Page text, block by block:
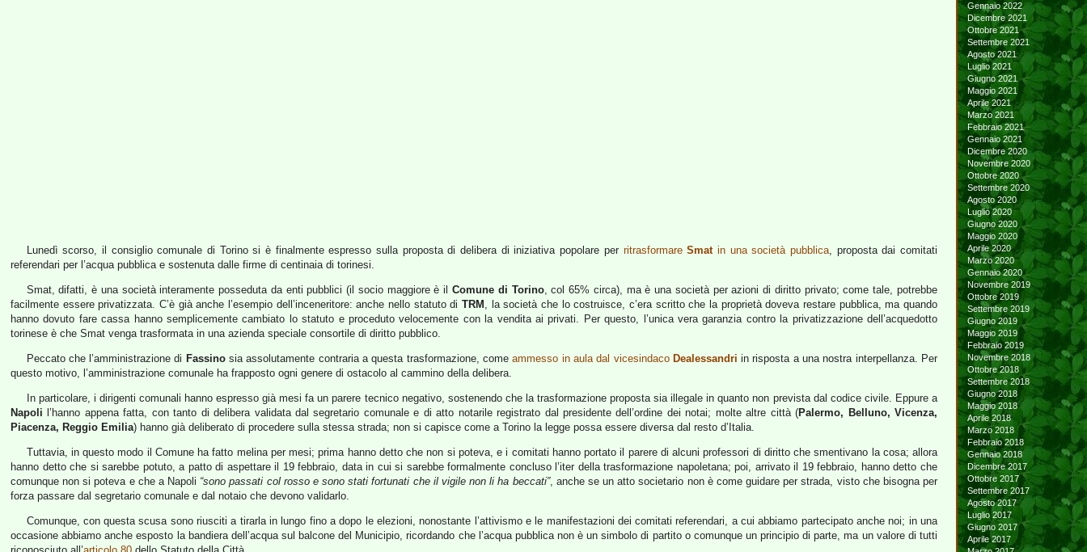
Lunedì scorso, il consiglio comunale di Torino si è finalmente espresso sulla proposta di delibera di iniziativa popolare per ritrasformareSmatin una società pubblica, proposta dai comitati
referendari per l’acqua pubblica e sostenuta dalle firme di centinaia di torinesi.
Smat, difatti, è una società interamente posseduta da enti pubblici (il socio maggiore è il Comune di Torino, col 65% circa), ma è una società per azioni di diritto privato; come tale, potrebbe
facilmente essere privatizzata. C’è già anche l’esempio dell’inceneritore: anche nello statuto di TRM , la società che lo costruisce, c’era scritto che la proprietà doveva restare pubblica, ma quando
hanno dovuto fare cassa hanno semplicemente cambiato lo statuto e proceduto velocemente con la vendita ai privati. Per questo, l’unica vera garanzia contro la privatizzazione dell’acquedotto
torinese è che Smat venga trasformata in una azienda speciale consortile di diritto pubblico.
Peccato che l’amministrazione di Fassinosia assolutamente contraria a questa trasformazione, comeammesso in aula dal vicesindaco Dealessandri in risposta a una nostra interpellanza. Per
questo motivo, l’amministrazione comunale ha frapposto ogni genere di ostacolo al cammino della delibera.
In particolare, i dirigenti comunali hanno espresso già mesi fa un parere tecnico negativo, sostenendo che la trasformazione proposta sia illegale in quanto non prevista dal codice civile. Eppure a
Napoli l’hanno appena fatta, con tanto di delibera validata dal segretario comunale e di atto notarile registrato dal presidente dell’ordine dei notai; molte altre città (Palermo, Belluno, Vicenza,
Piacenza, Reggio Emilia) hanno già deliberato di procedere sulla stessa strada; non si capisce come a Torino la legge possa essere diversa dal resto d’Italia.
Tuttavia, in questo modo il Comune ha fatto melina per mesi; prima hanno detto che non si poteva, e i comitati hanno portato il parere di alcuni professori di diritto che smentivano la cosa; allora
hanno detto che si sarebbe potuto, a patto di aspettare il 19 febbraio, data in cui si sarebbe formalmente concluso l’iter della trasformazione napoletana; poi, arrivato il 19 febbraio, hanno detto che
comunque non si poteva e che a Napoli “sono passati col rosso e sono stati fortunati che il vigile non li ha beccati”, anche se un atto societario non è come guidare per strada, visto che bisogna per
forza passare dal segretario comunale e dal notaio che devono validarlo.
Comunque, con questa scusa sono riusciti a tirarla in lungo fino a dopo le elezioni, nonostante l’attivismo e le manifestazioni dei comitati referendari, a cui abbiamo partecipato anche noi; in una
occasione abbiamo anche esposto la bandiera dell’acqua sul balcone del Municipio, ricordando che l’acqua pubblica non è un simbolo di partito o comunque un principio di parte, ma un valore di tutti
Gennaio 2022
Dicembre 2021
Ottobre 2021
Settembre 2021
Agosto 2021
Luglio 2021
Giugno 2021
Maggio 2021
Aprile 2021
Marzo 2021
Febbraio 2021
Gennaio 2021
Dicembre 2020
Novembre 2020
Ottobre 2020
Settembre 2020
Agosto 2020
Luglio 2020
Giugno 2020
Maggio 2020
Aprile 2020
Marzo 2020
Gennaio 2020
Novembre 2019
Ottobre 2019
Settembre 2019
Giugno 2019
Maggio 2019
Febbraio 2019
Novembre 2018
Ottobre 2018
Settembre 2018
Giugno 2018
Maggio 2018
Aprile 2018
Marzo 2018
Febbraio 2018
Gennaio 2018
Dicembre 2017
Ottobre 2017
Settembre 2017
Agosto 2017
Luglio 2017
Giugno 2017
Aprile 2017